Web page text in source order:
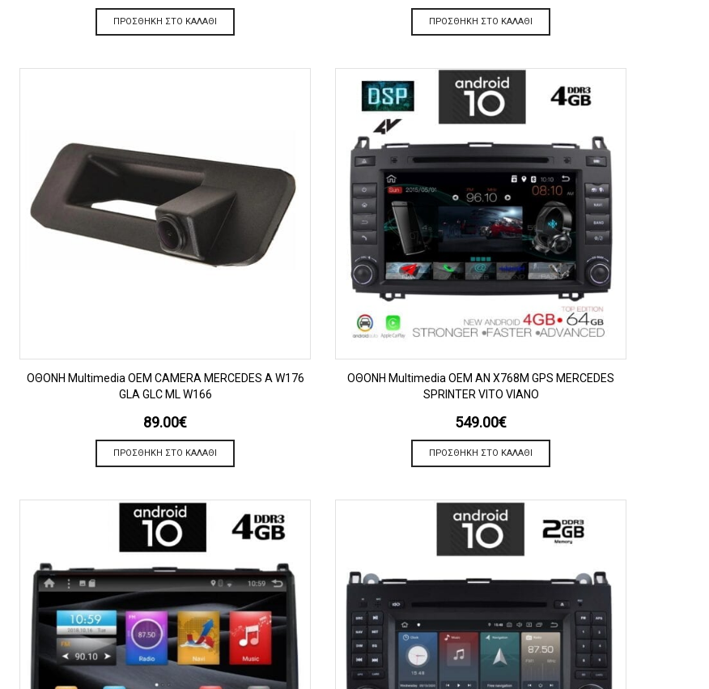
ΠΡΟΣΘΉΚΗ ΣΤΟ ΚΑΛΆΘΙ ΠΡΟΣΘΉΚΗ ΣΤΟ ΚΑΛΆΘΙ
ΠΡΟΒΟΛΗ
OΘΟΝΗ Multimedia OEM CAMERA MERCEDES A W176
GLA GLC ML W166
89.00€
ΠΡΟΣΘΉΚΗ ΣΤΟ ΚΑΛΆΘΙ
ΠΡΟΒΟΛΗ
OΘΟΝΗ Multimedia OEM AN X768M GPS MERCEDES
SPRINTER VITO VIANO
549.00€
ΠΡΟΣΘΉΚΗ ΣΤΟ ΚΑΛΆΘΙ